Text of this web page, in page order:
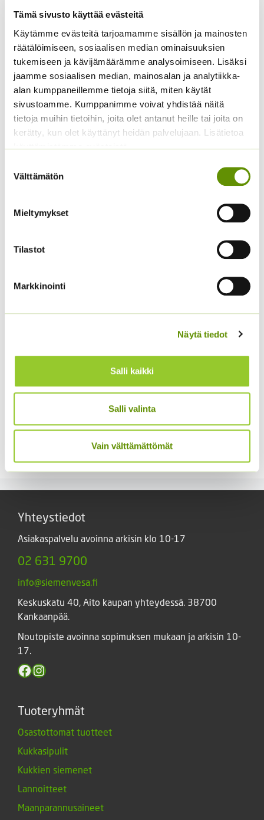
Tämä sivusto käyttää evästeitä
Käytämme evästeitä tarjoamamme sisällön ja mainosten
räätälöimiseen, sosiaalisen median ominaisuuksien
tukemiseen ja kävijämäärämme analysoimiseen. Lisäksi
jaamme sosiaalisen median, mainosalan ja analytiikka-
alan kumppaneillemme tietoja siitä, miten käytät
sivustoamme. Kumppanimme voivat yhdistää näitä
tietoja muihin tietoihin, joita olet antanut heille tai joita on
kerätty, kun olet käyttänyt heidän palvelujaan. Lisätietoa
käyttämistämme evästeistä
valinta
Välttämätön
Mieltymykset
Tilastot
Markkinointi
Näytä tiedot
Salli kaikki
Salli valinta
Vain välttämättömät
Hämähäkkikukka
sekoitus
2,70€ Sisältää arvonlisäveron
Kääpiöauringonkukka
Pacino Gold
3,60€ Sisältää arvonlisäveron
4,00€
Sisältää arvonlisäveron
sekoitus (noin 100 s.)
3,90€ Sisältää arvonlisäveron
Princess
(jättiläisprinsessa) 100
Yhteystiedot
Asiakaspalvelu avoinna arkisin klo 10-17
02 631 9700
info@siemenvesa.fi
Keskuskatu 40, Aito kaupan yhteydessä. 38700
Kankaanpää.
Noutopiste avoinna sopimuksen mukaan ja arkisin 10-
17.
Facebook
Instagram
Tuoteryhmät
Osastottomat tuotteet
Kukkasipulit
Kukkien siemenet
Lannoitteet
Maanparannusaineet